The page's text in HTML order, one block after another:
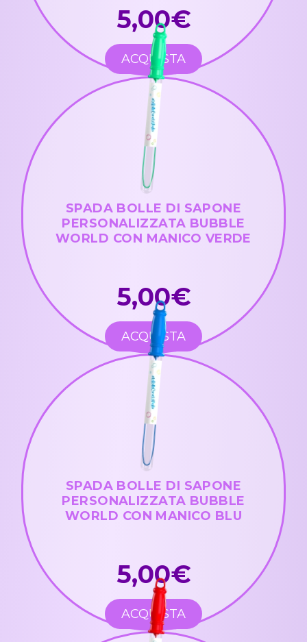
5,00€
ACQUISTA
SPADA BOLLE DI SAPONE
PERSONALIZZATA BUBBLE
WORLD CON MANICO VERDE
5,00€
ACQUISTA
SPADA BOLLE DI SAPONE
PERSONALIZZATA BUBBLE
WORLD CON MANICO BLU
5,00€
ACQUISTA